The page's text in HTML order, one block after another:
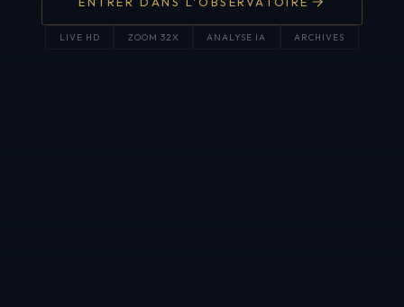
LIVE HD ZOOM 32X ANALYSE IA ARCHIVES